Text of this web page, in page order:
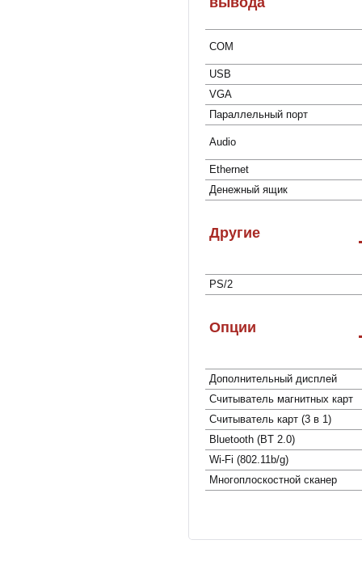
COM
USB
VGA
Параллельный порт
Audio
Ethernet
Денежный ящик
Другие
PS/2
Опции
Дополнительный дисплей
Cчитыватель магнитных карт
Считыватель карт (3 в 1)
Bluetooth (BT 2.0)
Wi-Fi (802.11b/g)
Многоплоcкостной сканер